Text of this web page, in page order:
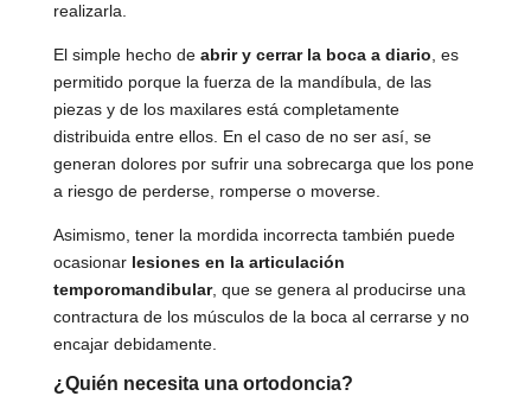
realizarla.
El simple hecho de abrir y cerrar la boca a diario, es
permitido porque la fuerza de la mandíbula, de las
piezas y de los maxilares está completamente
distribuida entre ellos. En el caso de no ser así, se
generan dolores por sufrir una sobrecarga que los pone
a riesgo de perderse, romperse o moverse.
Asimismo, tener la mordida incorrecta también puede
ocasionar lesiones en la articulación
temporomandibular, que se genera al producirse una
contractura de los músculos de la boca al cerrarse y no
encajar debidamente.
¿Quién necesita una ortodoncia?